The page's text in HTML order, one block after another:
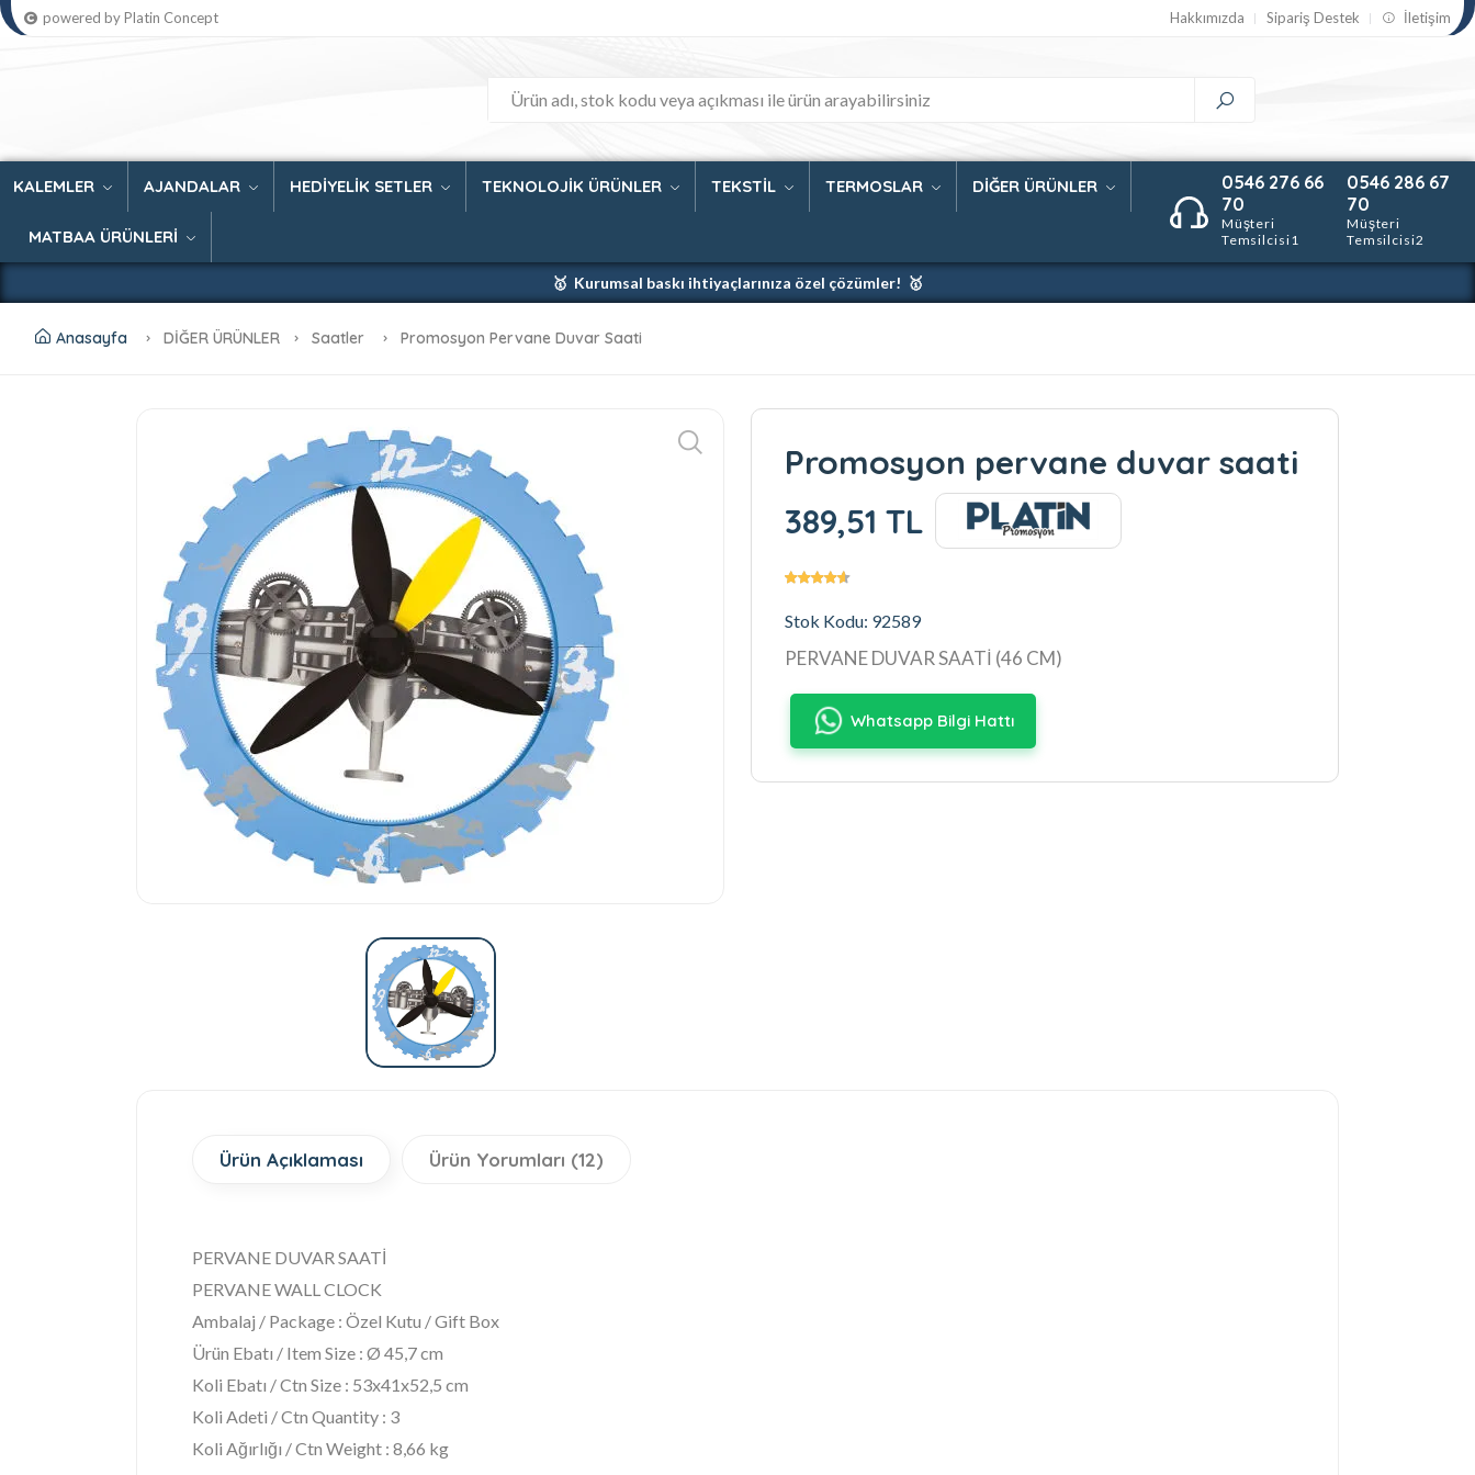
powered by Platin Concept Hakkımızda Sipariş Destek İletişim
KALEMLER AJANDALAR HEDİYELİK SETLER TEKNOLOJİK ÜRÜNLER TEKSTİL TERMOSLAR DİĞER ÜRÜNLER
MATBAA ÜRÜNLERİ
0546 276 66
70
Müşteri
Temsilcisi1
0546 286 67
70
Müşteri
Temsilcisi2
🥇 Kurumsal baskı ihtiyaçlarınıza özel çözümler! 🥇
Anasayfa DİĞER ÜRÜNLER Saatler Promosyon Pervane Duvar Saati
Promosyon pervane duvar saati
389,51 TL
Stok Kodu: 92589
PERVANE DUVAR SAATİ (46 CM)
Whatsapp Bilgi Hattı
Ürün Açıklaması Ürün Yorumları (12)
PERVANE DUVAR SAATİ
PERVANE WALL CLOCK
Ambalaj / Package : Özel Kutu / Gift Box
Ürün Ebatı / Item Size : Ø 45,7 cm
Koli Ebatı / Ctn Size : 53x41x52,5 cm
Koli Adeti / Ctn Quantity : 3
Koli Ağırlığı / Ctn Weight : 8,66 kg